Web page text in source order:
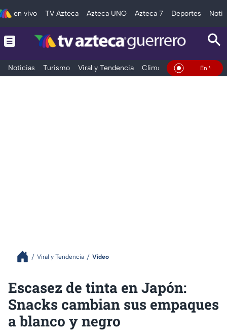
en vivo TV Azteca Azteca UNO Azteca 7 Deportes
Noticias Turismo Viral y Tendencia Clima Deportes En Vivo
Viral y Tendencia Video
Escasez de tinta en Japón:
Snacks cambian sus empaques
a blanco y negro